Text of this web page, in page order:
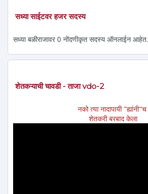
सध्या साईटवर हजर सदस्य
सध्या बळीराजावर 0 नोंदणीकृत सदस्य ऑनलाईन आहेत.
शेतकऱ्याची चावडी - ताजा vdo-2
नको त्या नादापायी "ह्यांनी"च
शेतकरी बरबाद केला